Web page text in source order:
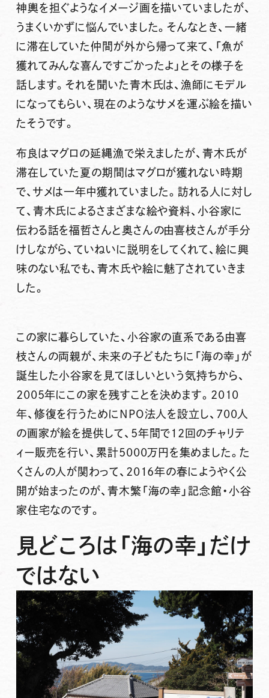
神輿を担ぐようなイメージ画を描いていましたが、
うまくいかずに悩んでいました。そんなとき、一緒
に滞在していた仲間が外から帰って来て、「魚が
獲れてみんな喜んですごかったよ」とその様子を
話します。それを聞いた青木氏は、漁師にモデル
になってもらい、現在のようなサメを運ぶ絵を描い
たそうです。
布良はマグロの延縄漁で栄えましたが、青木氏が
滞在していた夏の期間はマグロが獲れない時期
で、サメは一年中獲れていました。訪れる人に対し
て、青木氏によるさまざまな絵や資料、小谷家に
伝わる話を福哲さんと奥さんの由喜枝さんが手分
けしながら、ていねいに説明をしてくれて、絵に興
味のない私でも、青木氏や絵に魅了されていきま
した。
この家に暮らしていた、小谷家の直系である由喜
枝さんの両親が、未来の子どもたちに「海の幸」が
誕生した小谷家を見てほしいという気持ちから、
2005年にこの家を残すことを決めます。2010
年、修復を行うためにNPO法人を設立し、700人
の画家が絵を提供して、5年間で12回のチャリテ
ィー販売を行い、累計5000万円を集めました。た
くさんの人が関わって、2016年の春にようやく公
開が始まったのが、青木繁「海の幸」記念館・小谷
家住宅なのです。
見どころは「海の幸」だけ
ではない